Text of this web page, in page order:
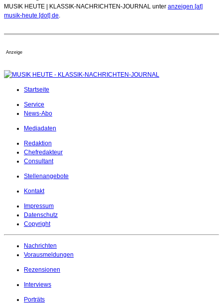
MUSIK HEUTE | KLASSIK-NACHRICHTEN-JOURNAL unter anzeigen [at]
musik-heute [dot] de.
Anzeige
Startseite
Service
News-Abo
Mediadaten
Redaktion
Chefredakteur
Consultant
Stellenangebote
Kontakt
Impressum
Datenschutz
Copyright
Nachrichten
Vorausmeldungen
Rezensionen
Interviews
Porträts